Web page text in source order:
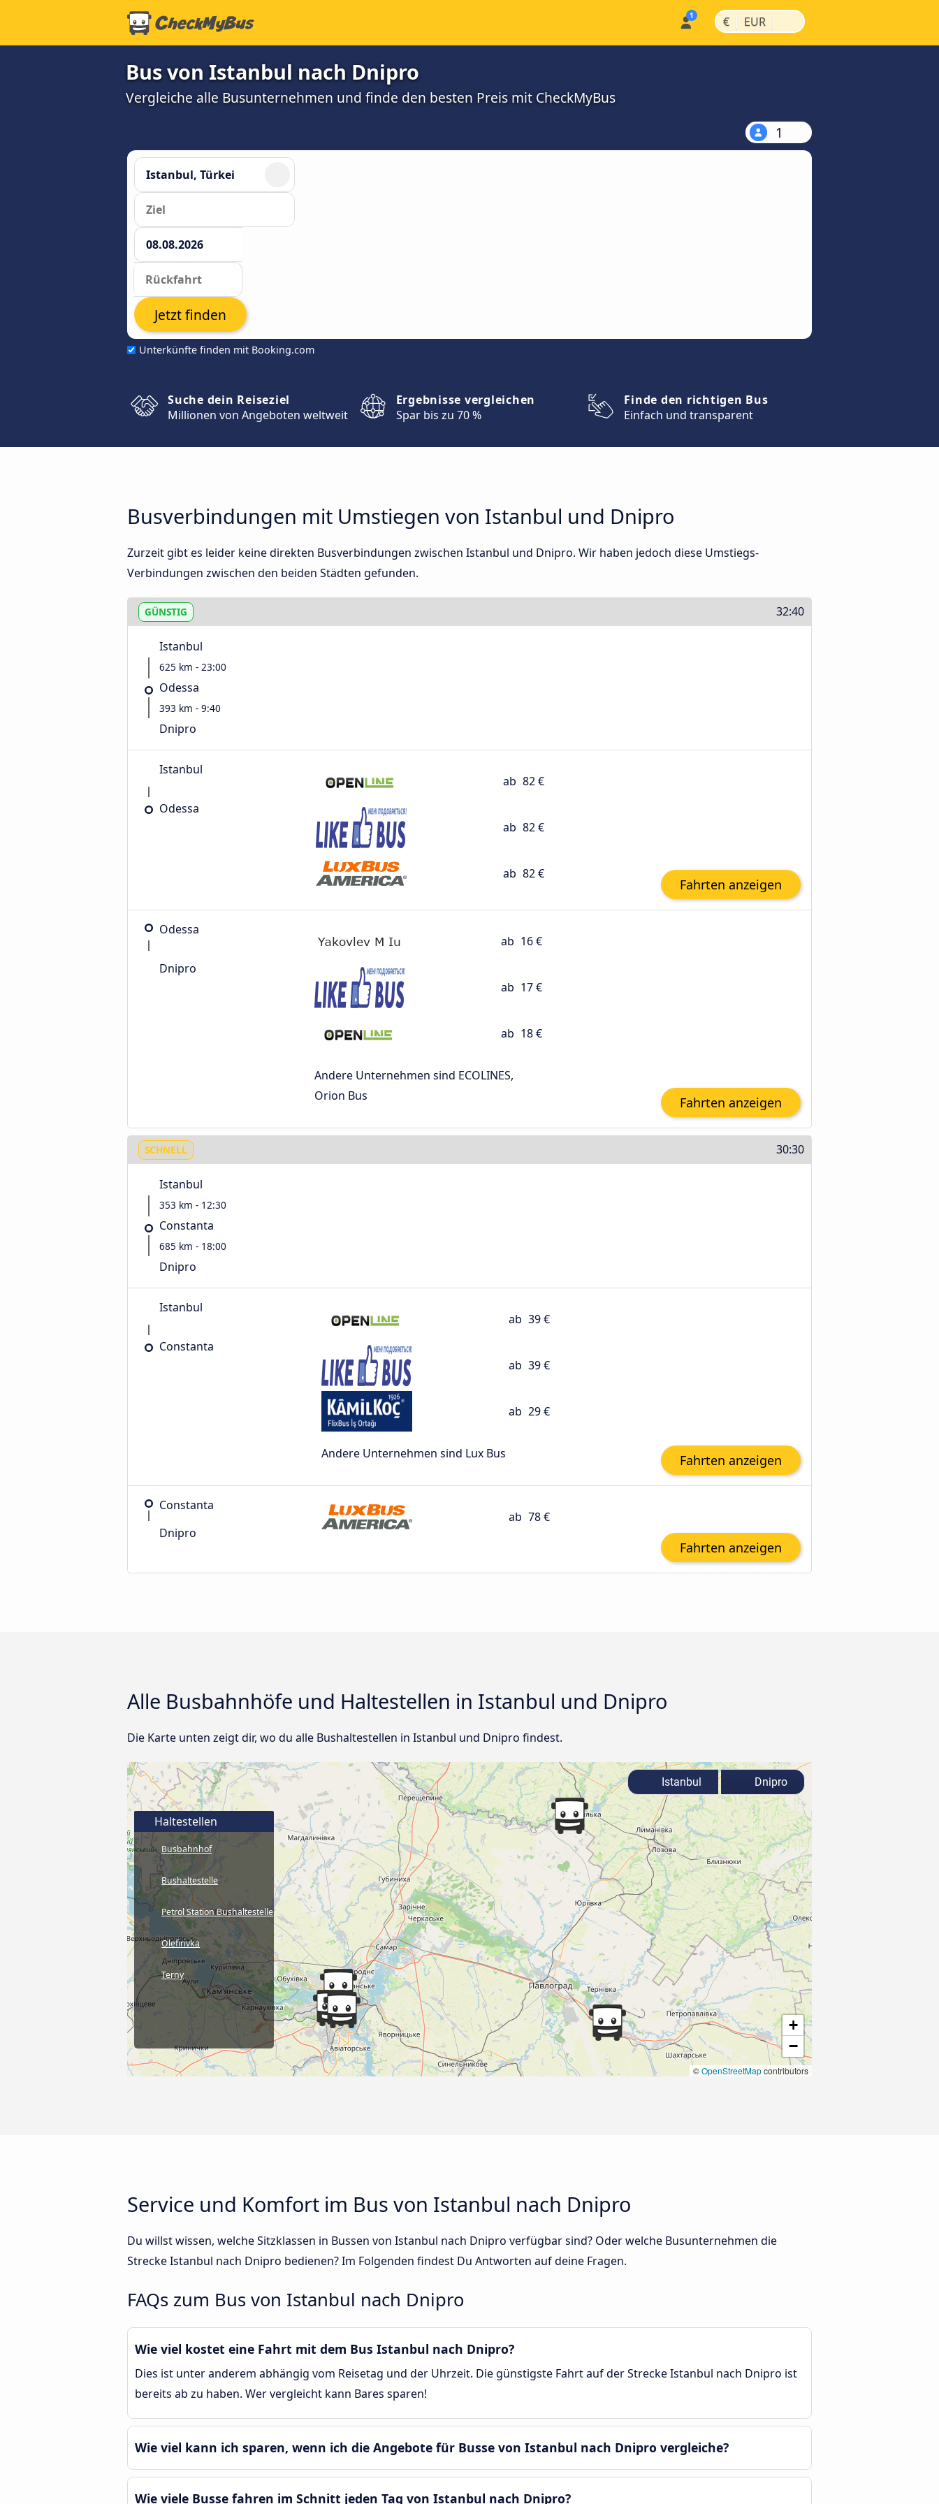
€ | EUR |
Bus von Istanbul nach Dnipro
Vergleiche alle Busunternehmen und finde den besten Preis mit CheckMyBus
1
Unterkünfte finden mit Booking.com
Jetzt finden
Suche dein Reiseziel
Millionen von Angeboten weltweit
Ergebnisse vergleichen
Spar bis zu 70 %
Finde den richtigen Bus
Einfach und transparent
Busverbindungen mit Umstiegen von Istanbul und Dnipro
Zurzeit gibt es leider keine direkten Busverbindungen zwischen Istanbul und Dnipro. Wir haben jedoch diese Umstiegs-
Verbindungen zwischen den beiden Städten gefunden.
GÜNSTIG 32:40
Istanbul
625 km - 23:00
Odessa
393 km - 9:40
Dnipro
Istanbul
Odessa
ab 82 €
ab 82 €
ab 82 €
Fahrten anzeigen
Odessa
Dnipro
ab 16 €
ab 17 €
ab 18 €
Andere Unternehmen sind ECOLINES,
Orion Bus
Fahrten anzeigen
SCHNELL 30:30
Istanbul
353 km - 12:30
Constanta
685 km - 18:00
Dnipro
Istanbul
Constanta
ab 39 €
ab 39 €
ab 29 €
Andere Unternehmen sind Lux Bus Fahrten anzeigen
Constanta
Dnipro
ab 78 €
Fahrten anzeigen
Alle Busbahnhöfe und Haltestellen in Istanbul und Dnipro
Die Karte unten zeigt dir, wo du alle Bushaltestellen in Istanbul und Dnipro findest.
+
−
©OpenStreetMapcontributors
Haltestellen
Busbahnhof
Bushaltestelle
Petrol Station Bushaltestelle
Olefirivka
Terny
Istanbul Dnipro
Service und Komfort im Bus von Istanbul nach Dnipro
Du willst wissen, welche Sitzklassen in Bussen von Istanbul nach Dnipro verfügbar sind? Oder welche Busunternehmen die
Strecke Istanbul nach Dnipro bedienen? Im Folgenden findest Du Antworten auf deine Fragen.
FAQs zum Bus von Istanbul nach Dnipro
Wie viel kostet eine Fahrt mit dem Bus Istanbul nach Dnipro?
Dies ist unter anderem abhängig vom Reisetag und der Uhrzeit. Die günstigste Fahrt auf der Strecke Istanbul nach Dnipro ist
bereits ab zu haben. Wer vergleicht kann Bares sparen!
Wie viel kann ich sparen, wenn ich die Angebote für Busse von Istanbul nach Dnipro vergleiche?
Wie viele Busse fahren im Schnitt jeden Tag von Istanbul nach Dnipro?